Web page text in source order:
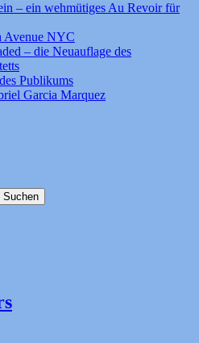
– ein wehmütiges Au Revoir für
Avenue NYC
– die Neuauflage des
Publikums
Garcia Marquez